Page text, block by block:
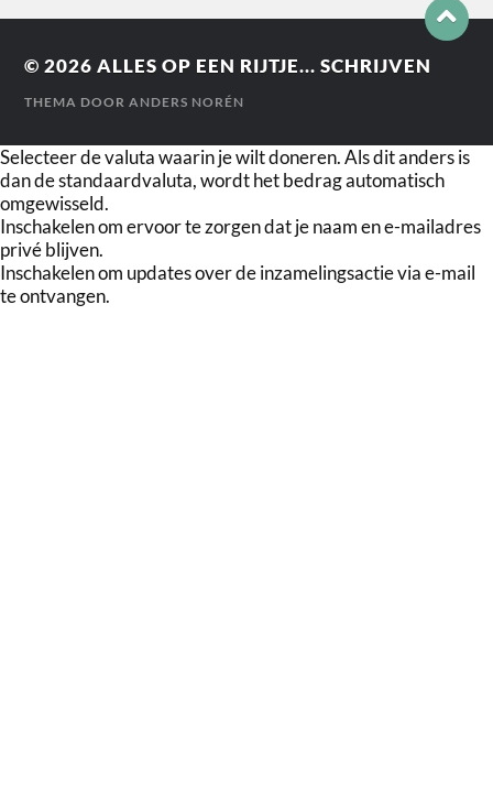
© 2026ALLES OP EEN RIJTJE... SCHRIJVEN
THEMA DOORANDERS NORÉN
Selecteer de valuta waarin je wilt doneren. Als dit anders is
dan de standaardvaluta, wordt het bedrag automatisch
omgewisseld.
Inschakelen om ervoor te zorgen dat je naam en e-mailadres
privé blijven.
Inschakelen om updates over de inzamelingsactie via e-mail
te ontvangen.